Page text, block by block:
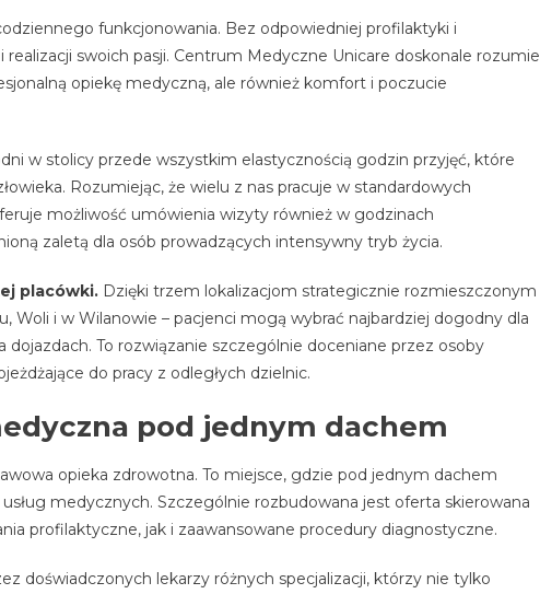
funkcjonowania. Bez odpowiedniej profilaktyki i
swoich pasji. Centrum Medyczne Unicare doskonale rozumie
opiekę medyczną, ale również komfort i poczucie
w stolicy przede wszystkim elastycznością godzin przyjęć, które
Rozumiejąc, że wielu z nas pracuje w standardowych
możliwość umówienia wizyty również w godzinach
zaletą dla osób prowadzących intensywny tryb życia.
placówki. Dzięki trzem lokalizacjom strategicznie rozmieszczonym
Woli i w Wilanowie – pacjenci mogą wybrać najbardziej dogodny dla
To rozwiązanie szczególnie doceniane przez osoby
do pracy z odległych dzielnic.
pod jednym dachem
opieka zdrowotna. To miejsce, gdzie pod jednym dachem
medycznych. Szczególnie rozbudowana jest oferta skierowana
profilaktyczne, jak i zaawansowane procedury diagnostyczne.
doświadczonych lekarzy różnych specjalizacji, którzy nie tylko